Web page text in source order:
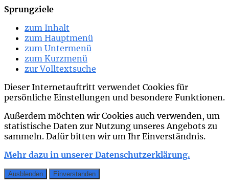
Sprungziele
zum Inhalt
zum Hauptmenü
zum Untermenü
zum Kurzmenü
zur Volltextsuche
Dieser Internetauftritt verwendet Cookies für
persönliche Einstellungen und besondere Funktionen.
Außerdem möchten wir Cookies auch verwenden, um
statistische Daten zur Nutzung unseres Angebots zu
sammeln. Dafür bitten wir um Ihr Einverständnis.
Mehr dazu in unserer Datenschutzerklärung.
Ausblenden Einverstanden